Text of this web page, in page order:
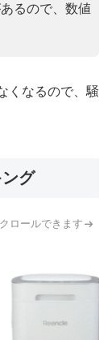
るので、数値
くなるので、騒
グ
クロールできます